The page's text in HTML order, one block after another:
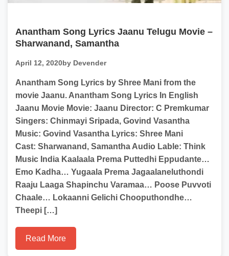
Anantham Song Lyrics Jaanu Telugu Movie –
Sharwanand, Samantha
April 12, 2020by Devender
Anantham Song Lyrics by Shree Mani from the
movie Jaanu. Anantham Song Lyrics In English
Jaanu Movie Movie: Jaanu Director: C Premkumar
Singers: Chinmayi Sripada, Govind Vasantha
Music: Govind Vasantha Lyrics: Shree Mani
Cast: Sharwanand, Samantha Audio Lable: Think
Music India Kaalaala Prema Puttedhi Eppudante…
Emo Kadha… Yugaala Prema Jagaalaneluthondi
Raaju Laaga Shapinchu Varamaa… Poose Puvvoti
Chaale… Lokaanni Gelichi Chooputhondhe…
Theepi […]
Read More